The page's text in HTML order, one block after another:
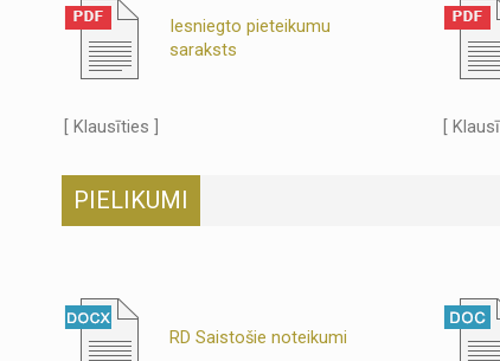
Iesniegto pieteikumu
saraksts
[ Klausīties ] [
PIELIKUMI
RD Saistošie noteikumi